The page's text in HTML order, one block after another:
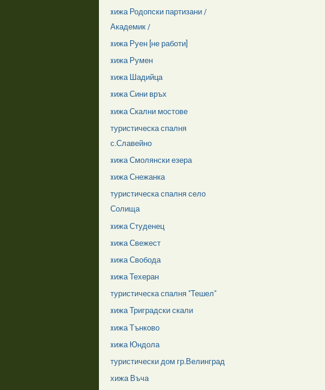
xижа Родопски партизани /
Академик /
xижа Руен [не работи]
xижа Румен
xижа Шадийца
xижа Сини връх
xижа Скални мостове
туристическа спалня
с.Славейно
xижа Смолянски езера
xижа Снежанка
туристическа спалня село
Солища
xижа Студенец
xижа Свежест
xижа Свобода
xижа Техеран
туристическа спалня "Тешел"
xижа Триградски скали
xижа Тънково
xижа Юндола
туристически дом гр.Велинград
хижа Въча